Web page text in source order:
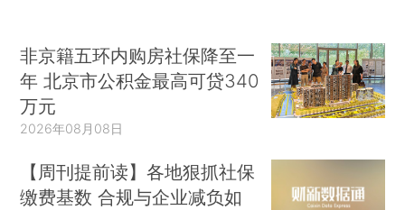
非京籍五环内购房社保降至一
年 北京市公积金最高可贷340
万元
2026年08月08日
【周刊提前读】各地狠抓社保
缴费基数 合规与企业减负如